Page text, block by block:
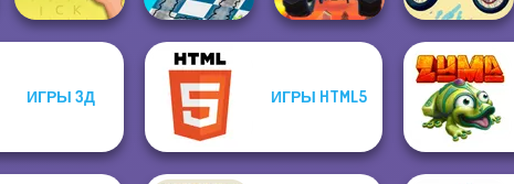
Dusty Maze
Hunter
Monster Truck
Bike Jump
ИГРЫ 3Д ИГРЫ HTML5